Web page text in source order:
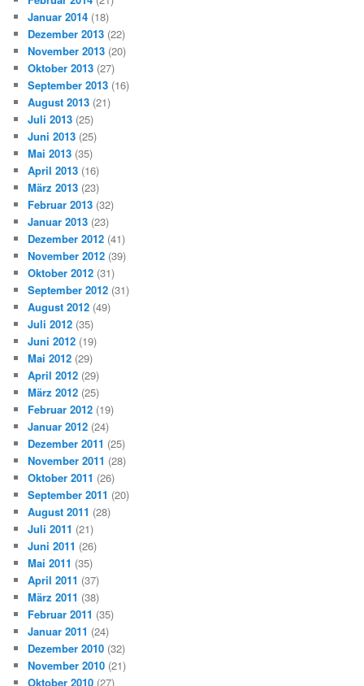
Januar 2014 (18)
Dezember 2013 (22)
November 2013 (20)
Oktober 2013 (27)
September 2013 (16)
August 2013 (21)
Juli 2013 (25)
Juni 2013 (25)
Mai 2013 (35)
April 2013 (16)
März 2013 (23)
Februar 2013 (32)
Januar 2013 (23)
Dezember 2012 (41)
November 2012 (39)
Oktober 2012 (31)
September 2012 (31)
August 2012 (49)
Juli 2012 (35)
Juni 2012 (19)
Mai 2012 (29)
April 2012 (29)
März 2012 (25)
Februar 2012 (19)
Januar 2012 (24)
Dezember 2011 (25)
November 2011 (28)
Oktober 2011 (26)
September 2011 (20)
August 2011 (28)
Juli 2011 (21)
Juni 2011 (26)
Mai 2011 (35)
April 2011 (37)
März 2011 (38)
Februar 2011 (35)
Januar 2011 (24)
Dezember 2010 (32)
November 2010 (21)
Oktober 2010 (27)